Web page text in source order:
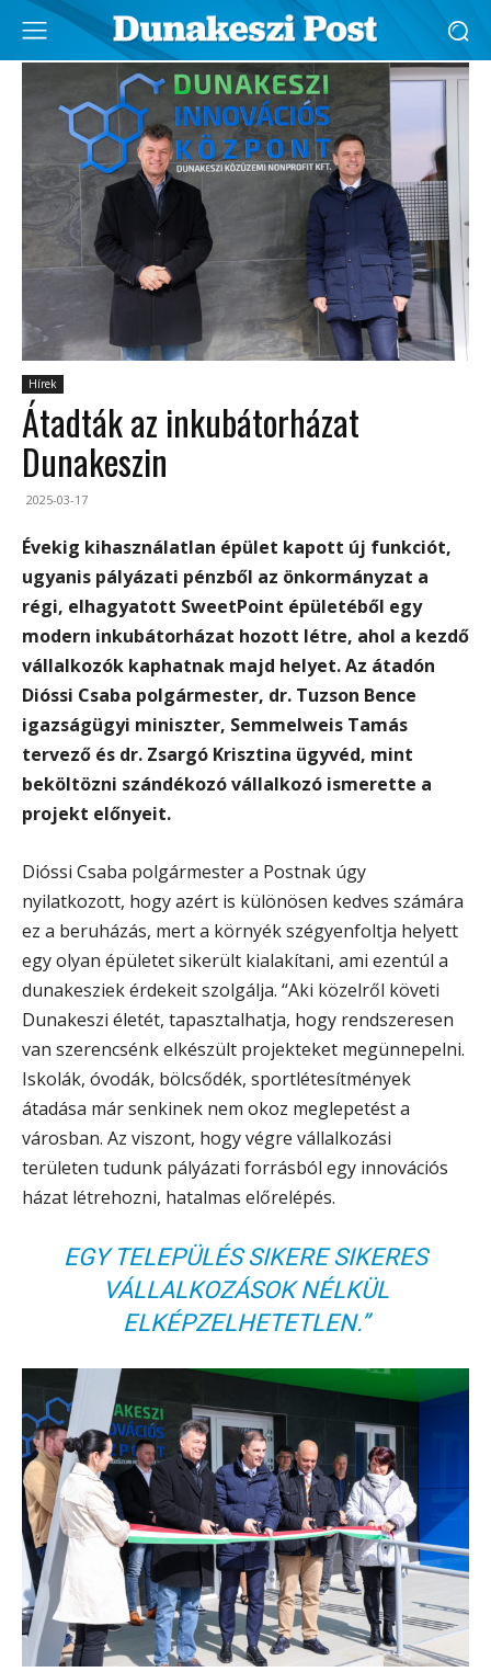
Hírek
Átadták az inkubátorházat
Dunakeszin
2025-03-17
Évekig kihasználatlan épület kapott új funkciót,
ugyanis pályázati pénzből az önkormányzat a
régi, elhagyatott SweetPoint épületéből egy
modern inkubátorházat hozott létre, ahol a kezdő
vállalkozók kaphatnak majd helyet.Az átadón
Dióssi Csaba polgármester, dr. Tuzson Bence
igazságügyi miniszter, Semmelweis Tamás
tervező és dr. Zsargó Krisztina ügyvéd, mint
beköltözni szándékozó vállalkozó ismerette a
projekt előnyeit.
Dióssi Csaba polgármester a Postnak úgy
nyilatkozott, hogy azért is különösen kedves számára
ez a beruházás, mert a környék szégyenfoltja helyett
egy olyan épületet sikerült kialakítani, ami ezentúl a
dunakesziek érdekeit szolgálja. “Aki közelről követi
Dunakeszi életét, tapasztalhatja, hogy rendszeresen
van szerencsénk elkészült projekteket megünnepelni.
Iskolák, óvodák, bölcsődék, sportlétesítmények
átadása már senkinek nem okoz meglepetést a
városban. Az viszont, hogy végre vállalkozási
területen tudunk pályázati forrásból egy innovációs
házat létrehozni, hatalmas előrelépés.
EGY TELEPÜLÉS SIKERE SIKERES
VÁLLALKOZÁSOK NÉLKÜL
ELKÉPZELHETETLEN.”